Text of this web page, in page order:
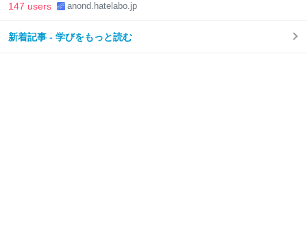
147 users anond.hatelabo.jp
新着記事 - 学びをもっと読む